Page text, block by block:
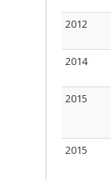
2012
2014
2015
2015